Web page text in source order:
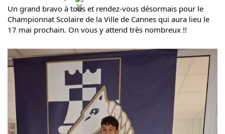
Un grand bravo à tous et rendez-vous désormais pour le
Championnat Scolaire de la Ville de Cannes qui aura lieu le
17 mai prochain. On vous y attend très nombreux !!